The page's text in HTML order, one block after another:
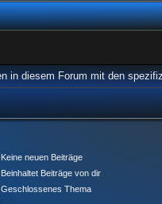
in diesem Forum mit den
Keine neuen Beiträge
Beinhaltet Beiträge von dir
Geschlossenes Thema